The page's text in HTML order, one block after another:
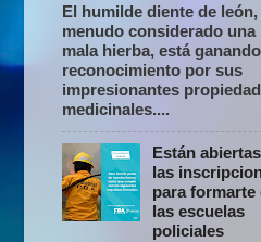
El humilde diente de león,
menudo considerado una
mala hierba, está ganando
reconocimiento por sus
impresionantes
medicinales....
Están abiertas
las
para formarte
las escuelas
policiales